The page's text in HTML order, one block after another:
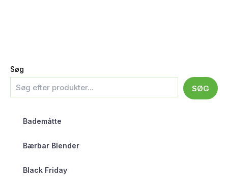
Søg
SØG
Bademåtte
Bærbar Blender
Black Friday